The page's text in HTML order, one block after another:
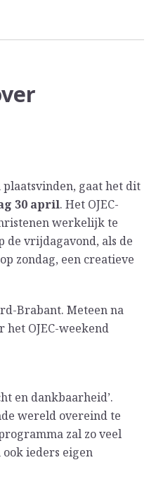
gaat het dit
30 april. Het OJEC-
werkelijk te
de vrijdagavond, als de
zondag, een creatieve
Brabant. Meteen na
OJEC-weekend
en dankbaarheid’.
wereld overeind te
zal zo veel
ieders eigen